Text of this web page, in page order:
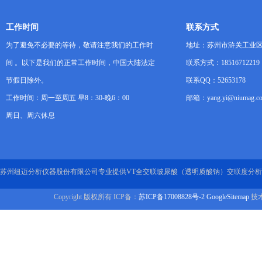
工作时间
为了避免不必要的等待，敬请注意我们的工作时
间 。以下是我们的正常工作时间，中国大陆法定
节假日除外。
工作时间：周一至周五 早8：30-晚6：00
周日、周六休息
联系方式
地址：苏州市浒关工业
联系方式：18516712219
联系QQ：52653178
邮箱：
苏州纽迈分析仪器股份有限公司专业提供VT全交联玻尿酸（透明质酸钠）交联度分
Copyright 版权所有 ICP备： 苏ICP备17008828号-2 GoogleSitemap技